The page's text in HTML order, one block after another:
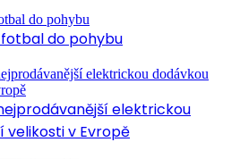
do pohybu
elektrickou
velikosti v Evropě